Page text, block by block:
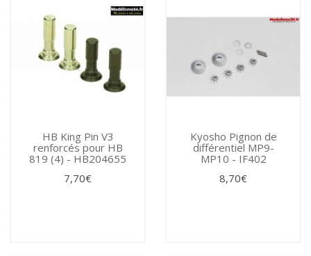
HB King Pin V3
renforcés pour HB
819 (4) - HB204655
7,70€
Kyosho Pignon de
différentiel MP9-
MP10 - IF402
8,70€